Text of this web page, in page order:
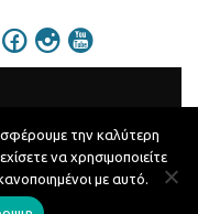
την καλύτερη
να χρησιμοποιείτε
με αυτό.